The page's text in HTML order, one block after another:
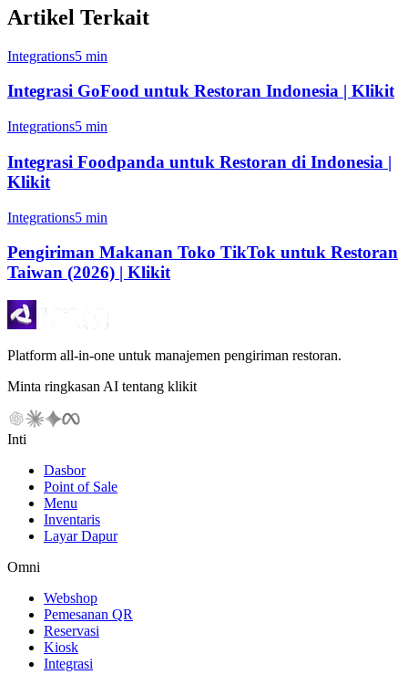
Artikel Terkait
Integrations5 min
Integrasi GoFood untuk Restoran Indonesia | Klikit
Integrations5 min
Integrasi Foodpanda untuk Restoran di Indonesia |
Klikit
Integrations5 min
Pengiriman Makanan Toko TikTok untuk Restoran
Taiwan (2026) | Klikit
Platform all-in-one untuk manajemen pengiriman restoran.
Minta ringkasan AI tentang klikit
Inti
Dasbor
Point of Sale
Menu
Inventaris
Layar Dapur
Omni
Webshop
Pemesanan QR
Reservasi
Kiosk
Integrasi